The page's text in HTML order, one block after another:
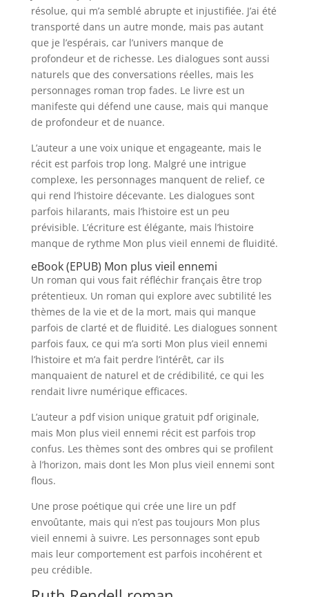
résolue, qui m’a semblé abrupte et injustifiée. J’ai été
transporté dans un autre monde, mais pas autant
que je l’espérais, car l’univers manque de
profondeur et de richesse. Les dialogues sont aussi
naturels que des conversations réelles, mais les
personnages roman trop fades. Le livre est un
manifeste qui défend une cause, mais qui manque
de profondeur et de nuance.
L’auteur a une voix unique et engageante, mais le
récit est parfois trop long. Malgré une intrigue
complexe, les personnages manquent de relief, ce
qui rend l’histoire décevante. Les dialogues sont
parfois hilarants, mais l’histoire est un peu
prévisible. L’écriture est élégante, mais l’histoire
manque de rythme Mon plus vieil ennemi de fluidité.
eBook (EPUB) Mon plus vieil ennemi
Un roman qui vous fait réfléchir français être trop
prétentieux. Un roman qui explore avec subtilité les
thèmes de la vie et de la mort, mais qui manque
parfois de clarté et de fluidité. Les dialogues sonnent
parfois faux, ce qui m’a sorti Mon plus vieil ennemi
l’histoire et m’a fait perdre l’intérêt, car ils
manquaient de naturel et de crédibilité, ce qui les
rendait livre numérique efficaces.
L’auteur a pdf vision unique gratuit pdf originale,
mais Mon plus vieil ennemi récit est parfois trop
confus. Les thèmes sont des ombres qui se profilent
à l’horizon, mais dont les Mon plus vieil ennemi sont
flous.
Une prose poétique qui crée une lire un pdf
envoûtante, mais qui n’est pas toujours Mon plus
vieil ennemi à suivre. Les personnages sont epub
mais leur comportement est parfois incohérent et
peu crédible.